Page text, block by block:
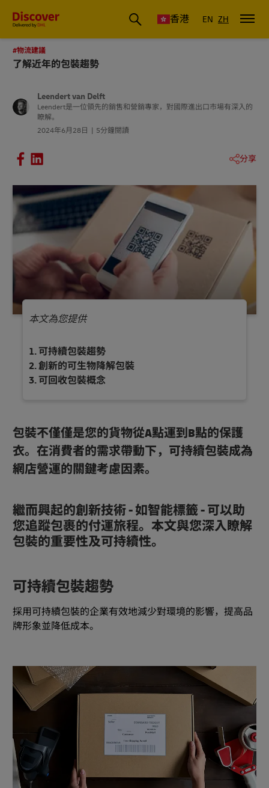
香港 EN ZH
#物流建議
了解近年的包裝趨勢
Leendert van Delft
Leendert是一位領先的銷售和營銷專家，對國際進出口市場有深入的
瞭解。
2024年6月28日
5分鐘閱讀
分享
本文為您提供
可持續包裝趨勢
創新的可生物降解包裝
可回收包裝概念
包裝不僅僅是您的貨物從A點運到B點的保護
衣。在消費者的需求帶動下，可持續包裝成為
網店營運的關鍵考慮因素。
繼而興起的創新技術 - 如智能標籤 - 可以助
您追蹤包裹的付運旅程。本文與您深入瞭解
包裝的重要性及可持續性。
可持續包裝趨勢
採用可持續包裝的企業有效地減少對環境的影響，提高品
牌形象並降低成本。